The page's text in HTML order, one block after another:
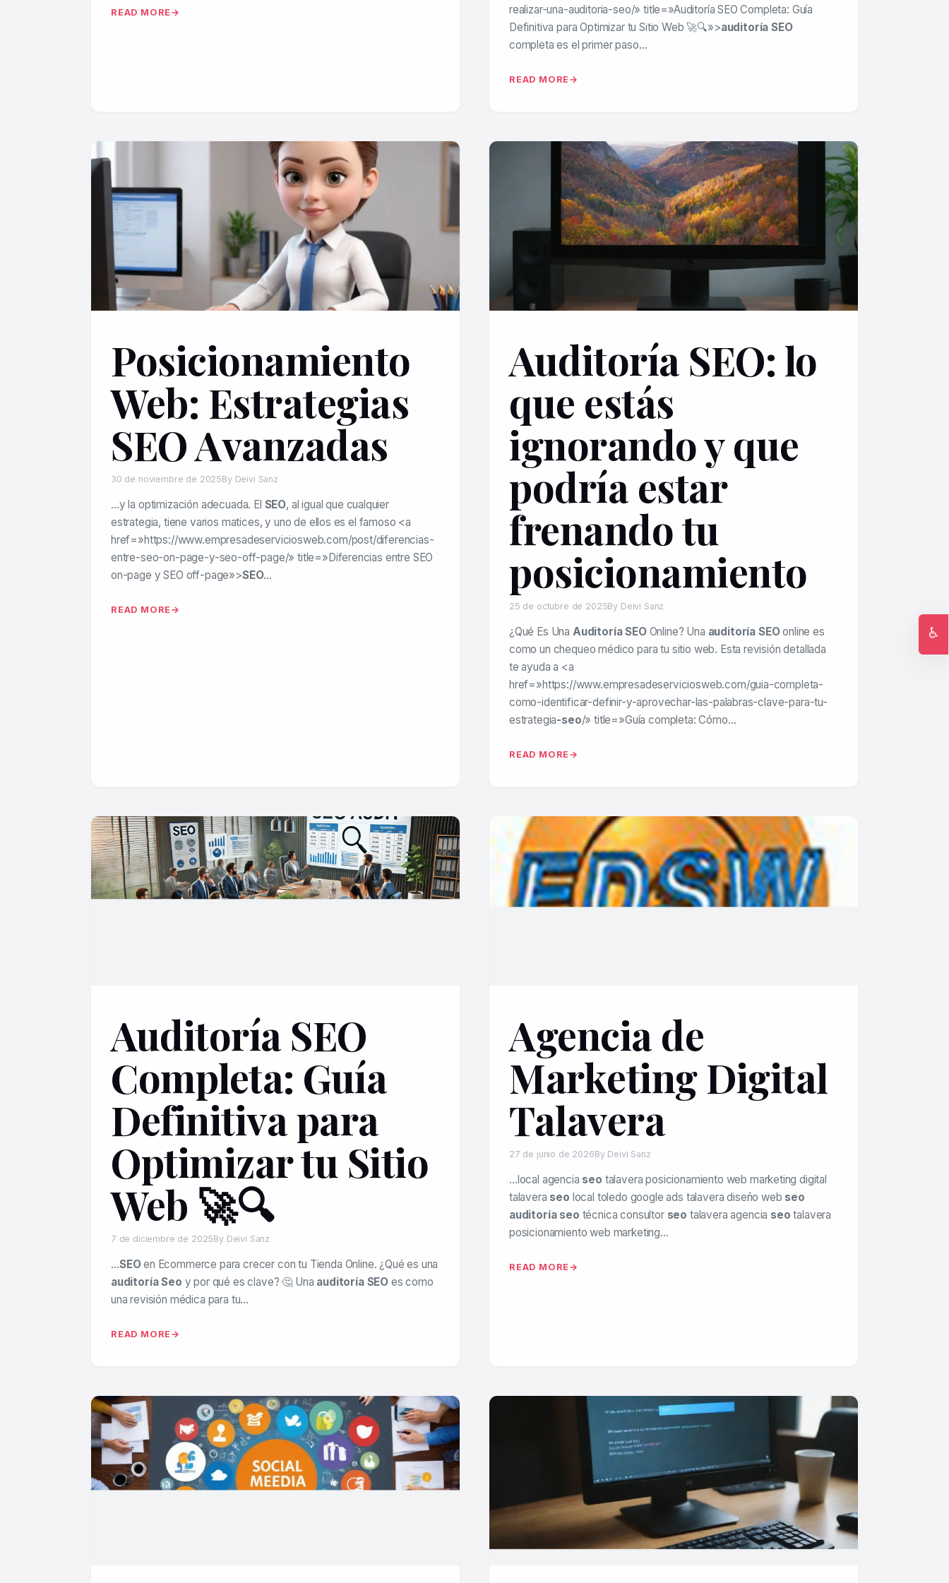
READ MORE
realizar-una-auditoria-seo/» title=»Auditoría SEO Completa: Guía
Definitiva para Optimizar tu Sitio Web 🚀🔍»>auditoría SEO
completa es el primer paso…
READ MORE
Posicionamiento
Web: Estrategias
SEO Avanzadas
30 de noviembre de 2025By Deivi Sanz
…y la optimización adecuada. El SEO, al igual que cualquier
estrategia, tiene varios matices, y uno de ellos es el famoso <a
href=»https://www.empresadeserviciosweb.com/post/diferencias-
entre-seo-on-page-y-seo-off-page/» title=»Diferencias entre SEO
on-page y SEO off-page»>SEO…
READ MORE
Auditoría SEO: lo
que estás
ignorando y que
podría estar
frenando tu
posicionamiento
25 de octubre de 2025By Deivi Sanz
¿Qué Es Una Auditoría SEOOnline? Una auditoría SEOonline es
como un chequeo médico para tu sitio web. Esta revisión detallada
te ayuda a <a
href=»https://www.empresadeserviciosweb.com/guia-completa-
como-identificar-definir-y-aprovechar-las-palabras-clave-para-tu-
estrategia-seo/» title=»Guía completa: Cómo…
READ MORE
Auditoría SEO
Completa: Guía
Definitiva para
Optimizar tu Sitio
Web 🚀🔍
7 de diciembre de 2025By Deivi Sanz
…SEOen Ecommerce para crecer con tu Tienda Online. ¿Qué es una
auditoría Seo y por qué es clave? 🤔 Una auditoría SEO es como
una revisión médica para tu…
READ MORE
Agencia de
Marketing Digital
Talavera
27 de junio de 2026By Deivi Sanz
…local agencia seo talavera posicionamiento web marketing digital
talavera seo local toledo google ads talavera diseño web seo
auditoría seo técnica consultor seo talavera agencia seo talavera
posicionamiento web marketing…
READ MORE
♿